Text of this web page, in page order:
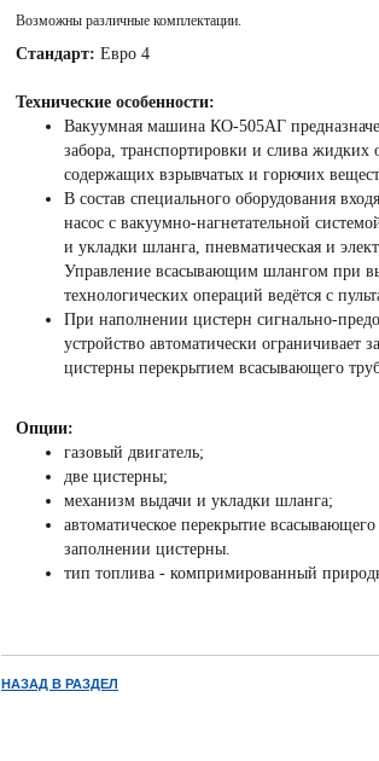
Возможны различные комплектации.
Стандарт: Евро 4
Технические особенности:
Вакуумная машина КО-505АГ
забора, транспортировки и слива жидких
содержащих взрывчатых и горючих
В состав специального оборудования
насос с вакуумно-нагнетательной
и укладки шланга, пневматическая и
Управление всасывающим шлангом при
технологических операций ведётся с
При наполнении цистерн сигнально-
устройство автоматически ограничивает
цистерны перекрытием всасывающего
Опции:
газовый двигатель;
две цистерны;
механизм выдачи и укладки шланга;
автоматическое перекрытие
заполнении цистерны.
тип топлива - компримированный
НАЗАД В РАЗДЕЛ